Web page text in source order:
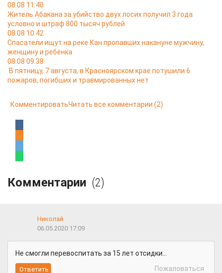
08.08 11:40
Житель Абакана за убийство двух лосих получил 3 года
условно и штраф 800 тысяч рублей
08.08 10:42
Спасатели ищут на реке Кан пропавших накануне мужчину,
женщину и ребёнка
08.08 09:38
В пятницу, 7 августа, в Красноярском крае потушили 6
пожаров, погибших и травмированных нет
КомментироватьЧитать все комментарии (2)
Комментарии (2)
Николай
06.05.2020 17:09
Не смогли перевоспитать за 15 лет отсидки...
Пожаловаться